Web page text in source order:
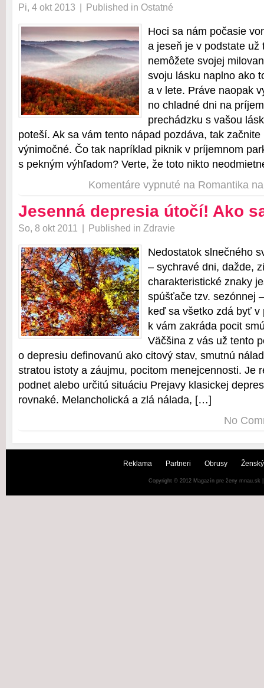
Pi, 4 okt 2013 | Published in Ostatné
Hoci sa nám počasie
a jeseň je v podstate už
nemôžete svojej
svoju lásku naplno ako
a v lete. Práve naopak
no chladné dni na
prechádzku s vašou
poteší. Ak sa vám tento nápad pozdáva, tak
výnimočné. Čo tak napríklad piknik v príjemnom
s pekným výhľadom? Verte, že toto nikto
Komentáre vypnuté na Romantika
Jesenná depresia útočí! Ako
So, 8 okt 2011 | Published in Zdravie
Nedostatok slnečného
– sychravé dni, dažde,
charakteristické znaky
spúšťače tzv. sezónnej
keď sa všetko zdá byť v
k vám zakráda pocit
Väčšina z vás už tento
o depresiu definovanú ako citový stav, smutnú
stratou istoty a záujmu, pocitom menejcennosti. Je
podnet alebo určitú situáciu Prejavy klasickej
rovnaké. Melancholická a zlá nálada, […]
No
Reklama Partneri Obrusy
Copyright © 2012 Magazín pre ženy mnau.sk